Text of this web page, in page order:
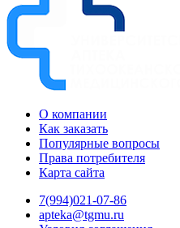
О компании
Как заказать
Популярные вопросы
Права потребителя
Карта сайта
7(994)021-07-86
apteka@tgmu.ru